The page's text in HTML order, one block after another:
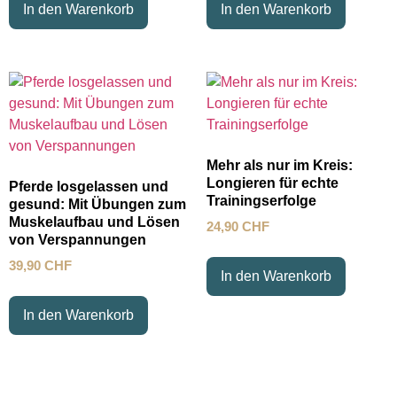
In den Warenkorb In den Warenkorb
Pferde losgelassen und
gesund: Mit Übungen zum
Muskelaufbau und Lösen
von Verspannungen
39,90 CHF
In den Warenkorb
Mehr als nur im Kreis:
Longieren für echte
Trainingserfolge
24,90 CHF
In den Warenkorb